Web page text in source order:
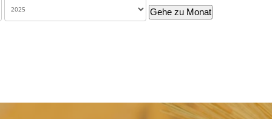
Gehe zu Monat